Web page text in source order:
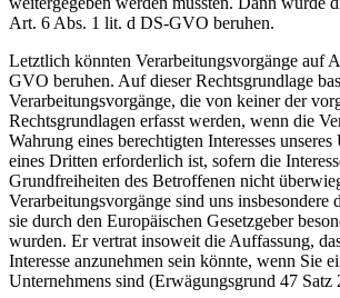
Art. 6 Abs. 1 lit. d DS-GVO beruhen.
Letztlich könnten Verarbeitungsvorgänge auf
GVO beruhen. Auf dieser Rechtsgrundlage
Verarbeitungsvorgänge, die von keiner der
Rechtsgrundlagen erfasst werden, wenn die
Wahrung eines berechtigten Interesses
eines Dritten erforderlich ist, sofern die
Grundfreiheiten des Betroffenen nicht
Verarbeitungsvorgänge sind uns insbesondere
sie durch den Europäischen Gesetzgeber
wurden. Er vertrat insoweit die Auffassung,
Interesse anzunehmen sein könnte, wenn Sie
Unternehmens sind (Erwägungsgrund 47